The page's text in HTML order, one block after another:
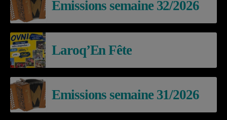
Emissions semaine 32/2026
Laroq’En Fête
Emissions semaine 31/2026